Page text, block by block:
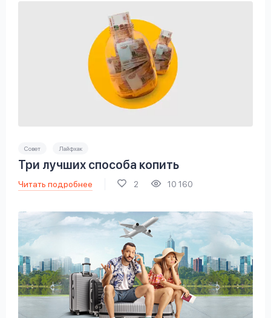
Совет Лайфхак
Три лучших способа копить
Читать подробнее 2 10 160